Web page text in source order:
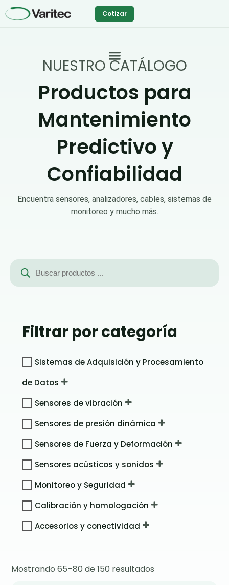
al
Cotizar
NUESTRO CATÁLOGO
Productos para
Mantenimiento
Predictivo y
Confiabilidad
Encuentra sensores, analizadores, cables, sistemas de
monitoreo y mucho más.
Búsqueda
productos
Filtrar por categoría
Sistemas de Adquisición y Procesamiento
de Datos
Sensores de vibración
Sensores de presión dinámica
Sensores de Fuerza y Deformación
Sensores acústicos y sonidos
Monitoreo y Seguridad
Calibración y homologación
Accesorios y conectividad
Mostrando 65–80 de 150 resultados